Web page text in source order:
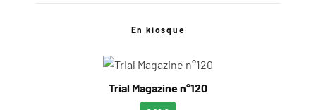
En kiosque
Trial Magazine n°120